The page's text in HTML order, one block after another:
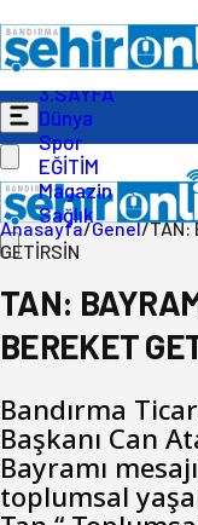
Gündem
Ekonomi
Politika
3.SAYFA
Dünya
Spor
EĞİTİM
Magazin
Sağlık
Anasayfa/Genel/TAN:
GETİRSİN
TAN:
BEREKET
Bandırma
Başkanı Can
Bayramı
toplumsal